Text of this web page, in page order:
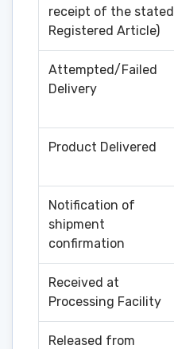
receipt of the stated
Registered Article)
Attempted/Failed
Delivery
Product Delivered
Notification of
shipment
confirmation
Received at
Processing Facility
Released from